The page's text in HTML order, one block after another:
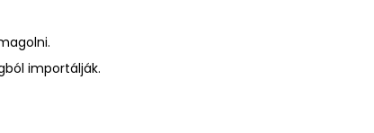
importálják.